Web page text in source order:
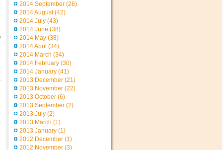
2014 September (26)
2014 August(42)
2014 July (43)
2014 June (38)
2014 May (38)
2014 April (34)
2014 March (34)
2014 February (30)
2014 January (41)
2013 December (21)
2013 November (22)
2013 October (6)
2013 September (2)
2013 July (2)
2013 March (1)
2013 January (1)
2012 December (1)
2012 November (3)